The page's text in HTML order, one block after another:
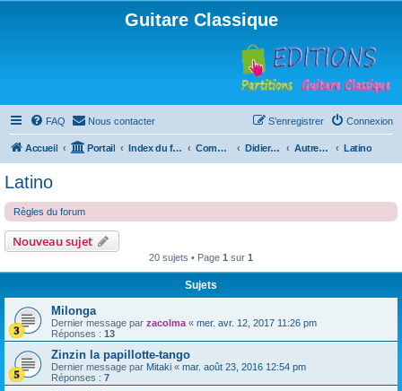
Guitare Classique
FAQ Nous contacter Connexion
S’enregistrer
Accueil Portail Index du forum Compositions Didierland Autres musiques Latino
Latino
Règles du forum
Nouveau sujet
20 sujets • Page 1 sur 1
Sujets
Milonga
Dernier message par zacolma « mer. avr. 12, 2017 11:26 pm
Réponses : 13
Zinzin la papillotte-tango
Dernier message par Mitaki « mar. août 23, 2016 12:54 pm
Réponses : 7